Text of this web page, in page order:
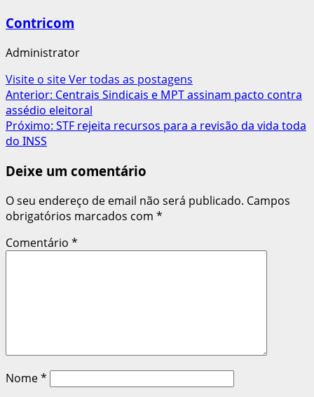
Contricom
Administrator
Visite o siteVer todas as postagens
Navegação
de
artigos
Anterior: Centrais Sindicais e MPT assinam pacto contra
assédio eleitoral
Próximo: STF rejeita recursos para a revisão da vida toda
do INSS
Deixe um comentário
O seu endereço de email não será publicado. Campos
obrigatórios marcados com *
Comentário *
Nome*